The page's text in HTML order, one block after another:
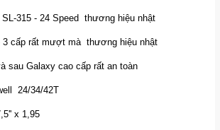
315 - 24 Speed thương hiệu nhật
3 cấp rất mượt mà thương hiệu nhật
sau Galaxy cao cấp rất an toàn
24/34/42T
x 1,95